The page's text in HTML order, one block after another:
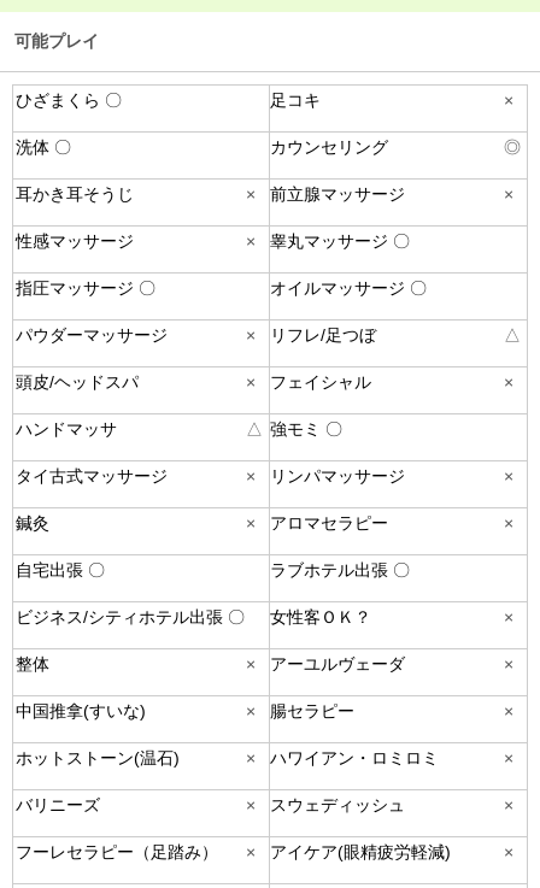
可能プレイ
ひざまくら 〇 足コキ ×
洗体 〇 カウンセリング ◎
耳かき耳そうじ × 前立腺マッサージ ×
性感マッサージ × 睾丸マッサージ 〇
指圧マッサージ 〇 オイルマッサージ 〇
パウダーマッサージ × リフレ/足つぼ △
頭皮/ヘッドスパ × フェイシャル ×
ハンドマッサ △ 強モミ 〇
タイ古式マッサージ × リンパマッサージ ×
鍼灸 × アロマセラピー ×
自宅出張 〇 ラブホテル出張 〇
ビジネス/シティホテル出張 〇 女性客ＯＫ？ ×
整体 × アーユルヴェーダ ×
中国推拿(すいな) × 腸セラピー ×
ホットストーン(温石) × ハワイアン・ロミロミ ×
バリニーズ × スウェディッシュ ×
フーレセラピー（足踏み） × アイケア(眼精疲労軽減) ×